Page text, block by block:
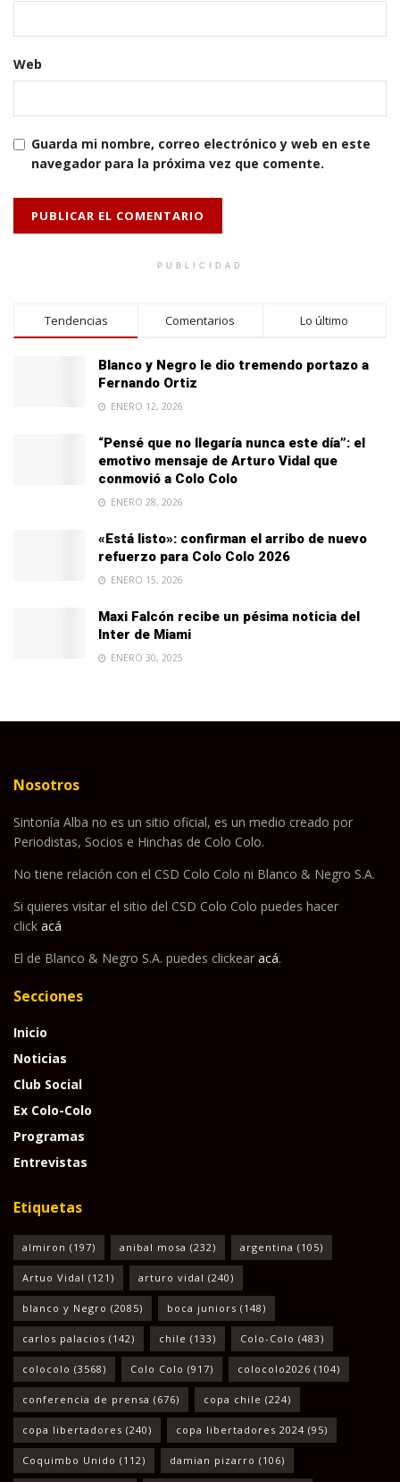
Web
Guarda mi nombre, correo electrónico y web en este
navegador para la próxima vez que comente.
PUBLICIDAD
Tendencias Comentarios Lo último
Blanco y Negro le dio tremendo portazo a
Fernando Ortiz
ENERO 12, 2026
“Pensé que no llegaría nunca este día”: el
emotivo mensaje de Arturo Vidal que
conmovió a Colo Colo
ENERO 28, 2026
«Está listo»: confirman el arribo de nuevo
refuerzo para Colo Colo 2026
ENERO 15, 2026
Maxi Falcón recibe un pésima noticia del
Inter de Miami
ENERO 30, 2025
Nosotros
Sintonía Alba no es un sitio oficial, es un medio creado por
Periodistas, Socios e Hinchas de Colo Colo.
No tiene relación con el CSD Colo Colo ni Blanco & Negro S.A.
Si quieres visitar el sitio del CSD Colo Colo puedes hacer
click acá
El de Blanco & Negro S.A. puedes clickear acá.
Secciones
Inicio
Noticias
Club Social
Ex Colo-Colo
Programas
Entrevistas
Etiquetas
almiron (197) anibal mosa (232) argentina (105)
Artuo Vidal (121) arturo vidal (240)
blanco y Negro (2085) boca juniors (148)
carlos palacios (142) chile (133) Colo-Colo (483)
colocolo (3568) Colo Colo (917) colocolo2026 (104)
conferencia de prensa (676) copa chile (224)
copa libertadores (240) copa libertadores 2024 (95)
Coquimbo Unido (112) damian pizarro (106)